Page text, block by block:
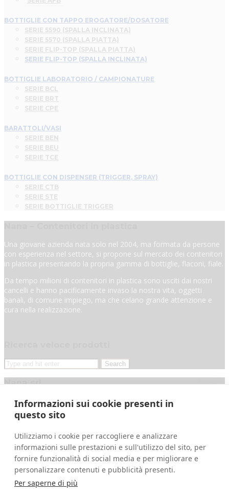
BOTTIGLIE CON TAPPO EROGATORE/DOSATORE
SERIE 5590 (SPALLA INCLINATA)
SERIE 5570 (SPALLA PIATTA)
SERIE FLIP-TOP (SPALLA PIATTA)
SERIE FLIP-TOP (SPALLA INCLINATA)
BOTTIGLIE LABORATORIO / CAMPIONATURE
SERIE BCL
SERIE BRT
SERIE CPE
BARATTOLI/VASI
SERIE BEN
SERIE BEU
SERIE TCE
BOTTIGLIE CON DISPENSER (TRIGGER, SPRAY)
SERIE CTB
SERIE STE
SERIE BOTTIGLIE TRIGGER
Una giovane azienda nata solo nel 2004, ma formata da persone
con esperienza nel settore, si propone sul mercato dei contenitori
in plastica presentando la propria gamma di bottiglie, flaconi, fiale.
Da tempo milioni di contenitori in plastica sono usciti dai nostri
cancelli e hanno pacificamente invaso la nostra vita, oggetti
banali, di comune impiego, ma che celano grande attenzione e
cura nella realizzazione.
Nana srl
Numero R.E.A.Lecco 299054
Capitale sociale€ 25.000 i.v.
Registro Impresedi Lecco
Contatti
info@nanasrl.it
+39 039 5312400
Informazioni sui cookie presenti in
questo sito
Utilizziamo i cookie per raccogliere e analizzare
informazioni sulle prestazioni e sull'utilizzo del sito, per
fornire funzionalità di social media e per migliorare e
personalizzare contenuti e pubblicità presenti.
Per saperne di più